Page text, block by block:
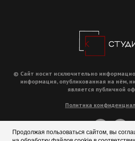
© Сайт носит исключительно
информация, опубликованная на нём,
является публичной
Политика
Продолжая пользоваться сайтом, вы